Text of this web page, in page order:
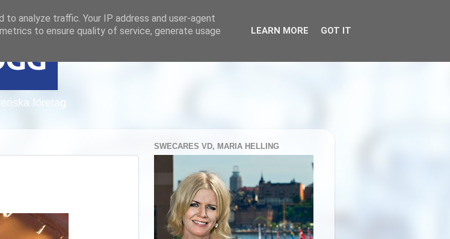
företag
SWECARES VD, MARIA HELLING
analyze traffic. Your IP address and user-agent
to ensure quality of service, generate usage
LEARN MORE GOT IT